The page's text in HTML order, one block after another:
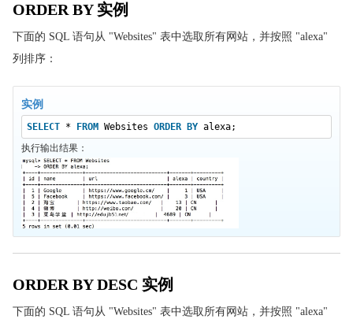
SQL 函数
SQL AVG() 函数
SQL COUNT() 函数
SQL MAX() 函数
SQL MIN()函数
SQL SUM() 函数
SQL GROUP BY 语句
SQL HAVING 子句
SQL UCASE() 函数
SQL LCASE() 函数
SQL LEN() 函数
SQL ROUND() 函数
ORDER BY 实例
下面的 SQL 语句从 "Websites" 表中选取所有网站，并按照 "alexa"
列排序：
实例
SELECT * FROM Websites ORDER BY alexa;
执行输出结果：
ORDER BY DESC 实例
下面的 SQL 语句从 "Websites" 表中选取所有网站，并按照 "alexa"